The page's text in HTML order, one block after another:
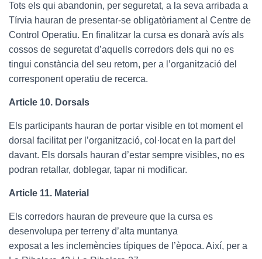
Tots els qui abandonin, per seguretat, a la seva arribada a
Tírvia hauran de presentar-se obligatòriament al Centre de
Control Operatiu. En finalitzar la cursa es donarà avís als
cossos de seguretat d’aquells corredors dels qui no es
tingui constància del seu retorn, per a l’organització del
corresponent operatiu de recerca.
Article 10. Dorsals
Els participants hauran de portar visible en tot moment el
dorsal facilitat per l’organització, col·locat en la part del
davant. Els dorsals hauran d’estar sempre visibles, no es
podran retallar, doblegar, tapar ni modificar.
Article 11. Material
Els corredors hauran de preveure que la cursa es
desenvolupa per terreny d’alta muntanya
exposat a les inclemències típiques de l’època. Així, per a